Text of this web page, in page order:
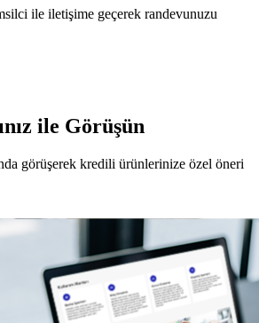
ile iletişime geçerek randevunuzu
ile Görüşün
görüşerek kredili ürünlerinize özel öneri